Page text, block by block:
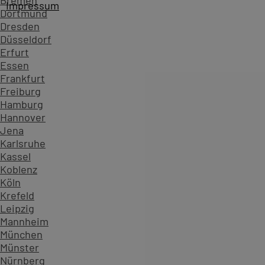
Dortmund
Dresden
Düsseldorf
Erfurt
Essen
Frankfurt
Freiburg
Hamburg
Hannover
Jena
Karlsruhe
Kassel
Koblenz
Köln
Krefeld
Leipzig
Mannheim
München
Münster
Nürnberg
Bildungspartner seit 1985
PC-COLLEGE - Seit über 40 Jahren vertrauen
Impressum